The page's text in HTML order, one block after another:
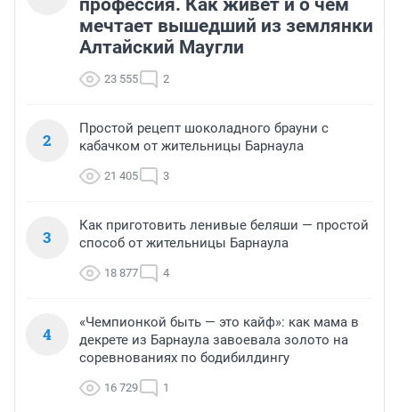
профессия. Как живет и о чем
мечтает вышедший из землянки
Алтайский Маугли
23 555 2
2
Простой рецепт шоколадного брауни с
кабачком от жительницы Барнаула
21 405 3
3
Как приготовить ленивые беляши — простой
способ от жительницы Барнаула
18 877 4
4
«Чемпионкой быть — это кайф»: как мама в
декрете из Барнаула завоевала золото на
соревнованиях по бодибилдингу
16 729 1